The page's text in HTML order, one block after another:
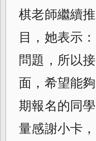
棋老師繼續
目，她表示
問題，所以接
面， 希望能
期報名的同
量感謝小卡